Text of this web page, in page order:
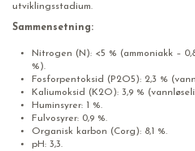
utviklingsstadium.
Sammensetning:
Nitrogen (N): <5 % (ammoniakk –
%).
Fosforpentoksid (P2O5): 2,3 %
Kaliumoksid (K2O): 3,9 %
Huminsyrer: 1 %.
Fulvosyrer: 0,9 %.
Organisk karbon (Corg): 8,1 %.
pH: 3,3.